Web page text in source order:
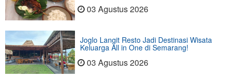
03 Agustus 2026
Joglo Langit Resto Jadi Destinasi Wisata
Keluarga All in One di Semarang!
03 Agustus 2026